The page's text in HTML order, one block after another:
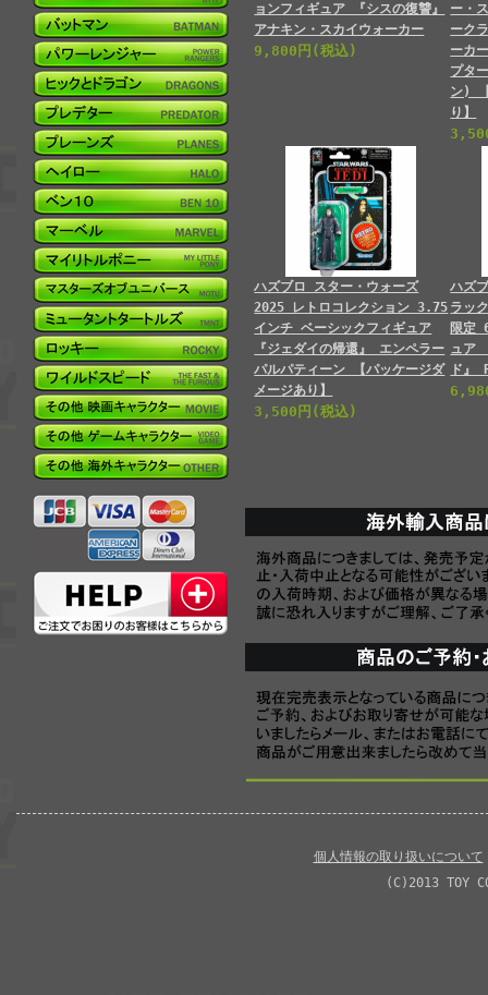
ョンフィギュア 『シスの復讐』
アナキン・スカイウォーカー
9,800円(税込)
ー・
ーク
ーカ
プタ
ン)
り】
ハズブロ スター・ウォーズ
2025 レトロコレクション 3.75
インチ ベーシックフィギュア
『ジェダイの帰還』 エンペラー
パルパティーン 【パッケージダ
メージあり】
3,500円(税込)
ハズ
ラッ
限定
ュア
ド』
個人情報の取り扱いについて
(C)2013 TOY